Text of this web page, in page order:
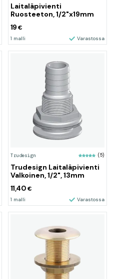
Laitaläpivienti
Ruosteeton, 1/2"x19mm
19€
1 malli Varastossa
Trudesign (5)
Trudesign Laitaläpivienti
Valkoinen, 1/2", 13mm
11,40 €
1 malli Varastossa